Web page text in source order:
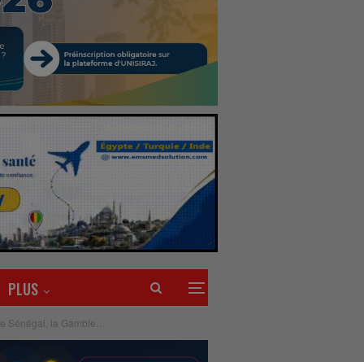
PLUS
Sénégal, la Gambie…